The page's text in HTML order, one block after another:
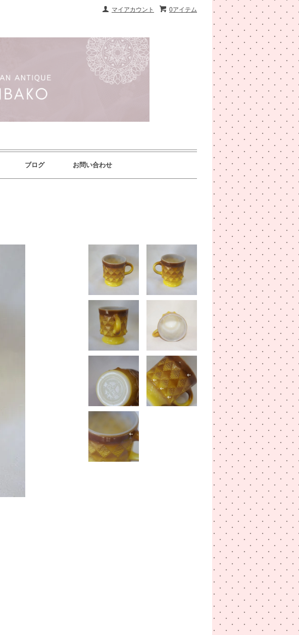
0アイテム
マイアカウント
ブログ お問い合わせ